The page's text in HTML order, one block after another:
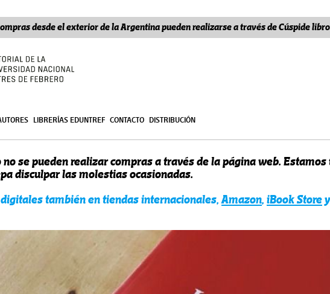
desde el exterior de la Argentina pueden realizarse a través de Cúspide
LIBRERÍAS EDUNTREF CONTACTO DISTRIBUCIÓN
se pueden realizar compras a través de la página web.
disculpar las molestias ocasionadas.
también en tiendas internacionales, Amazon, iBook Store